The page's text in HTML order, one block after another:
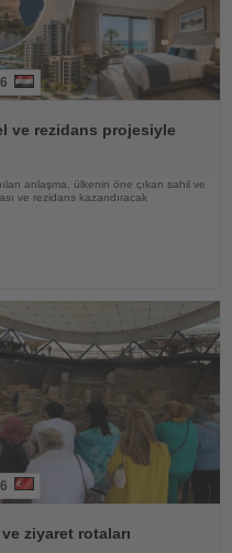
ve rezidans projesiyle
anlaşma, ülkenin öne çıkan sahil ve
ve rezidans kazandıracak
ziyaret rotaları